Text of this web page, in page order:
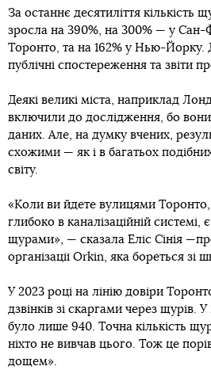
За останнє десятиліття кількість
зросла на 390%, на 300% — у Сан-
Торонто, та на 162% у Нью-Йорку.
публічні спостереження та звіти
Деякі великі міста, наприклад
включили до дослідження, бо
даних. Але, на думку вчених,
схожими — як і в багатьох
світу.
«Коли ви йдете вулицями
глибоко в каналізаційній системі,
щурами», — сказала Еліс Сінія
організації Orkin, яка бореться зі
У 2023 році на лінію довіри
дзвінків зі скаргами через щурів.
було лише 940. Точна кількість
ніхто не вивчав цього. Тож це
дощем».